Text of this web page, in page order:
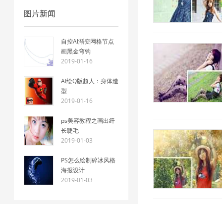
图片新闻
自控AI渐变网格节点
画黑金弯钩
2019-01-16
AI绘Q版超人：身体造
型
2019-01-16
ps美容教程之画出纤
长睫毛
2019-01-03
PS怎么绘制碎冰风格
海报设计
2019-01-03